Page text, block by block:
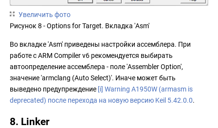
Увеличить фото
Рисунок 8 - Options for Target. Вкладка 'Asm'
Во вкладке 'Asm' приведены настройки ассемблера. При
работе с ARM Compiler v6 рекомендуется выбирать
автоопределение ассемблера - поле 'Assembler Option',
значение 'armclang (Auto Select)'. Иначе может быть
выведено предупреждение [i] Warning A1950W (armasm is
deprecated) после перехода на новую версию Keil 5.42.0.0.
8. Linker